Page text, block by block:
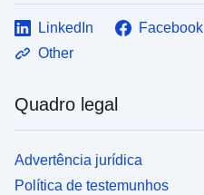
LinkedIn Facebook
Other
Quadro legal
Advertência jurídica
Política de testemunhos